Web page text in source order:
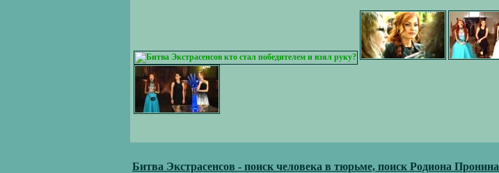
Битва Экстрасенсов - поиск человека в тюрьме, поиск Родиона Пронина